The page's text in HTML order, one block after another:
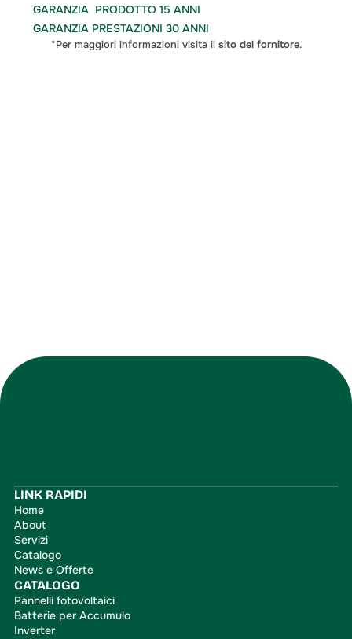
GARANZIA  PRODOTTO 15 ANNI
GARANZIA PRESTAZIONI 30 ANNI
*Per maggiori informazioni visita il sito del fornitore.
LINK RAPIDI
Home
About
Servizi
Catalogo
News e Offerte
CATALOGO
Pannelli fotovoltaici
Batterie per Accumulo
Inverter